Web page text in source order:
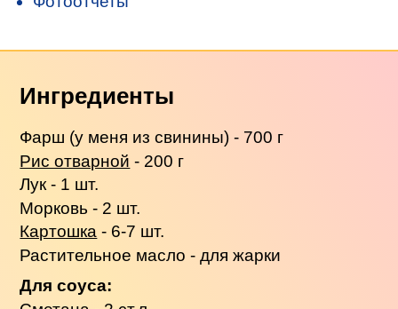
Ингредиенты
Фарш (у меня из свинины) - 700 г
Рис отварной - 200 г
Лук - 1 шт.
Морковь - 2 шт.
Картошка - 6-7 шт.
Растительное масло - для жарки
Для соуса: